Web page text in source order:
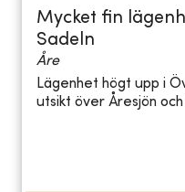
Mycket fin
Sadeln
Åre
Lägenhet högt upp i
utsikt över Åresjön